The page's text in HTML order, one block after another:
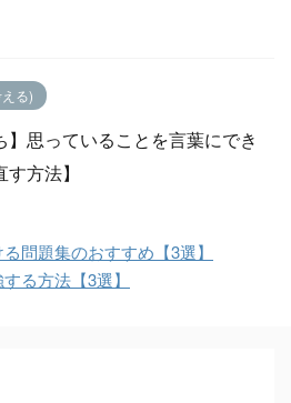
る)
】思っていることを言葉にでき
方法】
問題集のおすすめ【3選】
る方法【3選】